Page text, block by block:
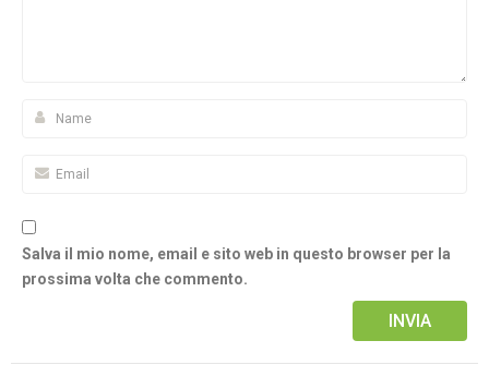
Salva il mio nome, email e sito web in questo browser per la
prossima volta che commento.